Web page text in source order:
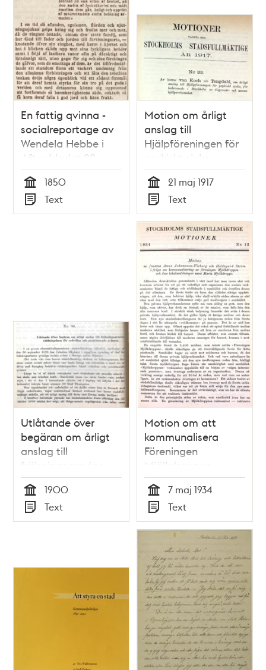
En fattig qvinna -
socialreportage av
Wendela Hebbe i
Aftonbladet 22
februari 1850
Tid
1850
Typ
Text
Motion om årligt
anslag till
Hjälpföreningen för
psykiskt sjuka -
Stadsfullmäktige
1917
Tid
21 maj 1917
Typ
Text
Utlåtande över
begäran om årligt
anslag till
frälsningsarméns
räddningshem för
sedeslösa och
prostituerade
kvinnor
Tid
1900
Typ
Text
Motion om att
kommunalisera
Föreningen
Mjölkdroppen -
stadsfullmäktige
1934
Tid
7 maj 1934
Typ
Text